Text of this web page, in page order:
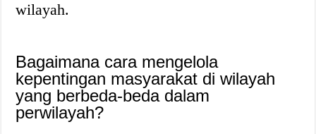
wilayah.
Bagaimana cara mengelola
kepentingan masyarakat di wilayah
yang berbeda-beda dalam
perwilayah?